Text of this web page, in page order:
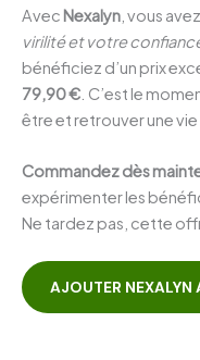
Avec Nexalyn , vous
virilité et votre
bénéficiez d’un prix
79,90 € . C’est le
être et retrouver une
Commandez dès
expérimenter les
Ne tardez pas, cette
AJOUTER NEXALYN